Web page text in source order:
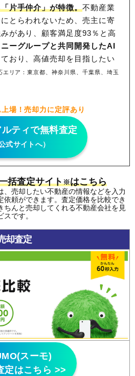
片手仲介」が特徴。不動産業
とらわれないため、売主に寄
があり、顧客満足度93％と高
ニーグループと共同開発したAI
ており、高値売却を目指したい
リア：東京都、神奈川県、千葉県、埼玉
場！売却力に定評あり
ティで無料査定
公式サイトへ）
括査定サイト※はこちら
売却したい不動産の情報などを入力
頼ができます。査定価格を比較でき
ちんと売却してくれる不動産会社を見
です。
却査定
スーモ)
はこちら >>